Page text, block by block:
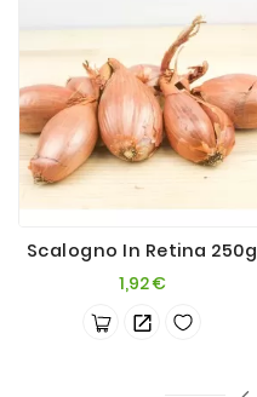
Scalogno In Retina 250g
1,92 €Prezzo